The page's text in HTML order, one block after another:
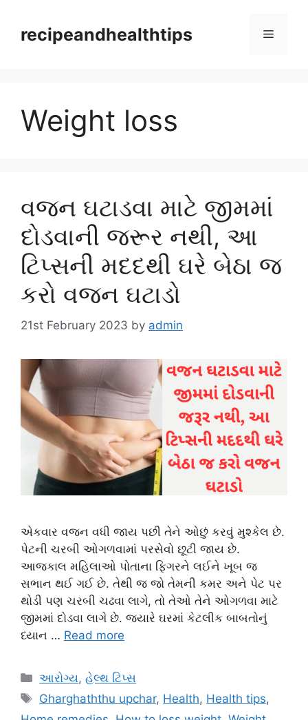
contentrecipeandhealthtips Menu
Weight loss
વજન ઘટાડવા માટે જીમમાં
દોડવાની જરૂર નથી, આ
ટિપ્સની મદદથી ઘરે બેઠા જ
કરો વજન ઘટાડો
21st February 2023 by admin
એકવાર વજન વધી જાય પછી તેને ઓછું કરવું મુશ્કેલ છે.
પેટની ચરબી ઓગળવામાં પરસેવો છૂટી જાય છે.
આજકાલ મહિલાઓ પોતાના ફિગરને લઈને ખૂબ જ
સભાન થઈ ગઈ છે. તેથી જ જો તેમની કમર અને પેટ પર
થોડી પણ ચરબી ચઢવા લાગે, તો તેઓ તેને ઓગળવા માટે
જીમમાં દોડવા લાગે છે. જ્યારે ઘરમાં કેટલીક બાબતોનું
ધ્યાન … Read more
Categories
આરોગ્ય,હેલ્થ ટિપ્સ
Tags
Gharghaththu upchar, Health, Health tips,